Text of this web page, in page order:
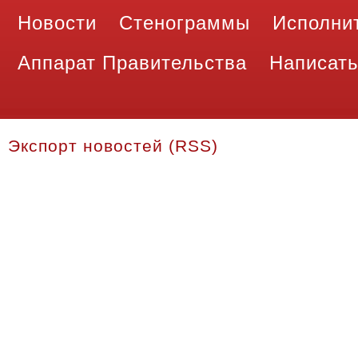
Новости Стенограммы
Аппарат Правительства
Экспорт новостей (RSS)